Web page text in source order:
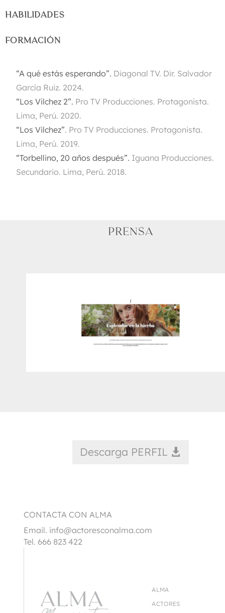
HABILIDADES
FORMACIÓN
“A qué estás esperando”. Diagonal TV. Dir. Salvador
García Ruiz. 2024.
“Los Vilchez 2”. Pro TV Producciones. Protagonista.
Lima, Perú. 2020.
“Los Vilchez”. Pro TV Producciones. Protagonista.
Lima, Perú. 2019.
“Torbellino, 20 años después”. Iguana Producciones.
Secundario. Lima, Perú. 2018.
PRENSA
Descarga PERFIL
CONTACTA CON ALMA
Email. info@actoresconalma.com
Tel. 666 823 422
ALMA
ACTORES